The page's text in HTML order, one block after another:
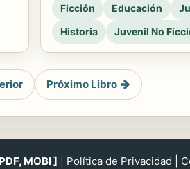
Ficción Educación
Historia
Juvenil No
Próximo Libro
MOBI ] Política de Privacidad